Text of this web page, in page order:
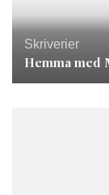
Skriverier
Hemma med